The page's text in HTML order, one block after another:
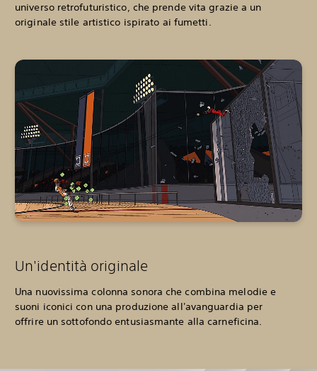
universo retrofuturistico, che prende vita grazie a un
originale stile artistico ispirato ai fumetti.
Un'identità originale
Una nuovissima colonna sonora che combina melodie e
suoni iconici con una produzione all'avanguardia per
offrireun sottofondo entusiasmante alla carneficina.